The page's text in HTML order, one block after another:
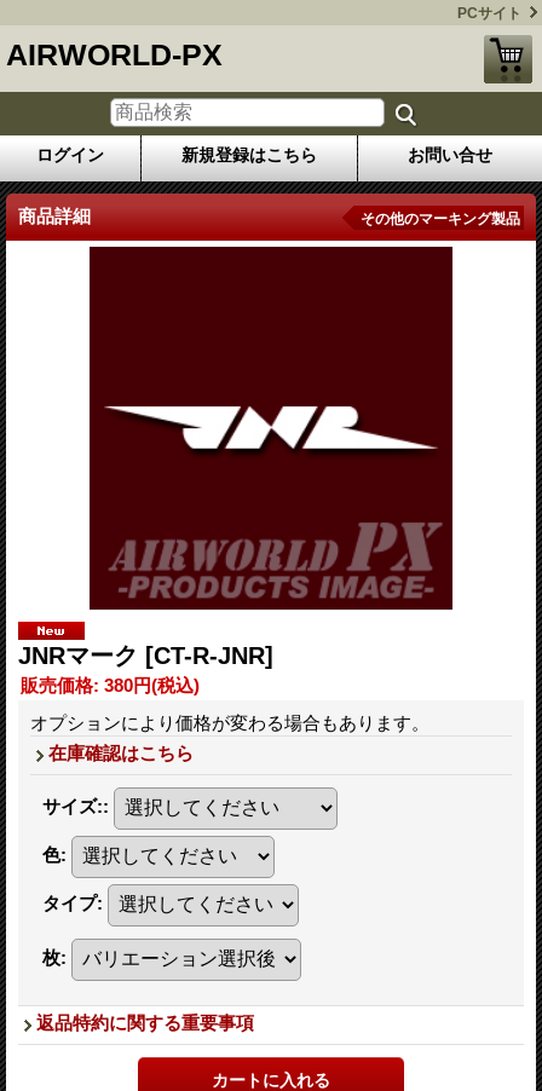
PCサイト
AIRWORLD-PX
ログイン 新規登録はこちら お問い合せ
商品詳細 その他のマーキング製品
JNRマーク [CT-R-JNR]
販売価格: 380円(税込)
オプションにより価格が変わる場合もあります。
在庫確認はこちら
サイズ::
色:
タイプ:
枚:
返品特約に関する重要事項